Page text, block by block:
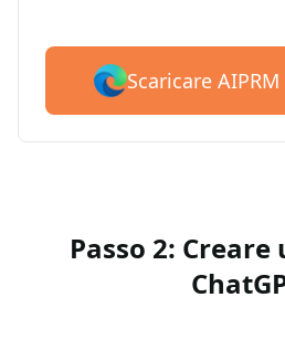
Scaricare
Passo 2: